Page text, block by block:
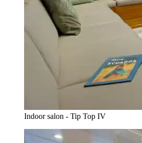
Indoor salon - Tip Top IV